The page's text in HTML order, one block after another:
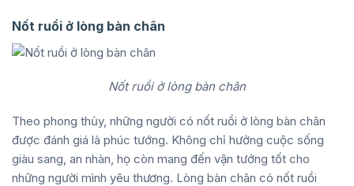
Nốt ruồi ở lòng bàn chân
Nốt ruồi ở lòng bàn chân
Theo phong thủy, những người có nốt ruồi ở lòng bàn chân
được đánh giá là phúc tướng. Không chỉ hưởng cuộc sống
giàu sang, an nhàn, họ còn mang đến vận tướng tốt cho
những người mình yêu thương. Lòng bàn chân có nốt ruồi